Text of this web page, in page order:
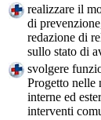
realizzare il
di
redazione di
sullo stato di
svolgere
Progetto nelle
interne ed
interventi